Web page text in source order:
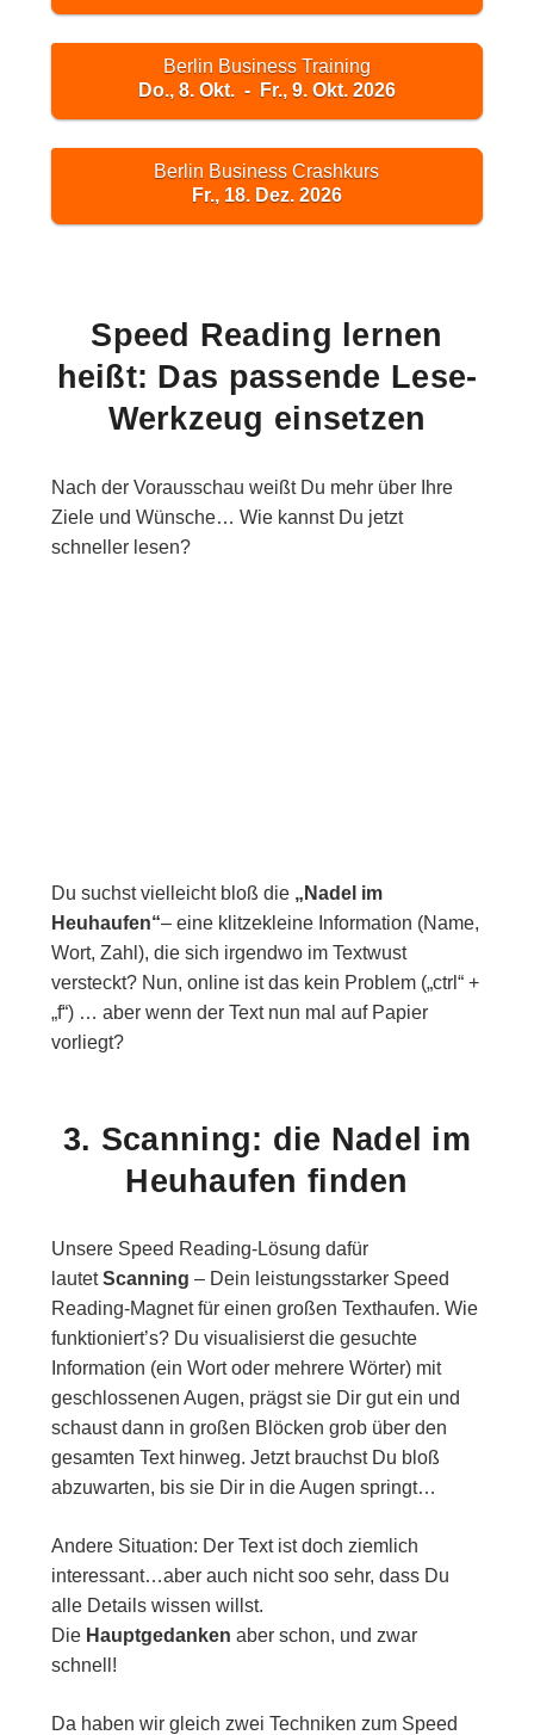
Berlin Business Training
Do., 8. Okt. - Fr., 9. Okt. 2026
Berlin Business Crashkurs
Fr., 18. Dez. 2026
Speed Reading lernen
heißt: Das passende Lese-
Werkzeug einsetzen
Nach der Vorausschau weißt Du mehr über Ihre
Ziele und Wünsche… Wie kannst Du jetzt
schneller lesen?
Du suchst vielleicht bloß die „Nadel im
Heuhaufen“– eine klitzekleine Information (Name,
Wort, Zahl), die sich irgendwo im Textwust
versteckt? Nun, online ist das kein Problem („ctrl“ +
„f“) … aber wenn der Text nun mal auf Papier
vorliegt?
3. Scanning: die Nadel im
Heuhaufen finden
Unsere Speed Reading-Lösung dafür
lautetScanning – Dein leistungsstarker Speed
Reading-Magnet für einen großen Texthaufen. Wie
funktioniert’s? Du visualisierst die gesuchte
Information (ein Wort oder mehrere Wörter) mit
geschlossenen Augen, prägst sie Dir gut ein und
schaust dann in großen Blöcken grob über den
gesamten Text hinweg. Jetzt brauchst Du bloß
abzuwarten, bis sie Dir in die Augen springt…
Andere Situation: Der Text ist doch ziemlich
interessant…aber auch nicht soo sehr, dass Du
alle Details wissen willst.
Die Hauptgedanken aber schon, und zwar
schnell!
Da haben wir gleich zwei Techniken zum Speed